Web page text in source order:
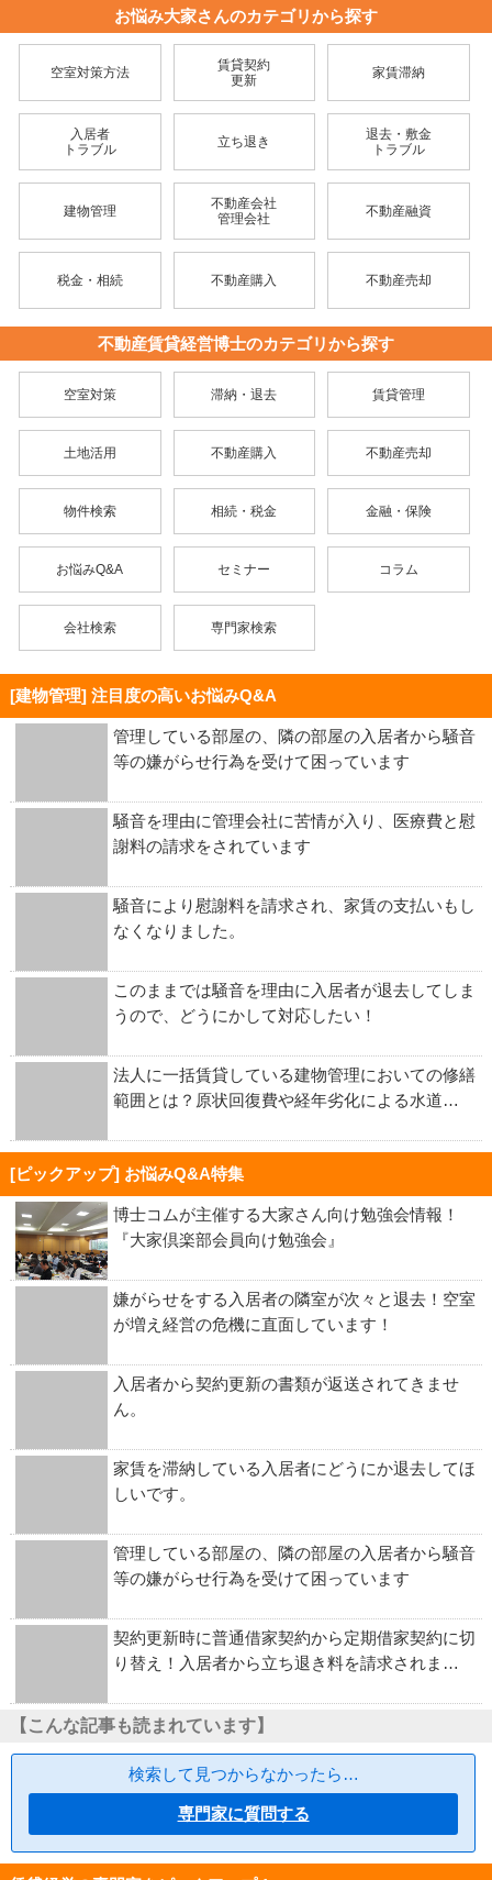
お悩み大家さんのカテゴリから探す
空室対策方法
賃貸契約
更新
家賃滞納
入居者
トラブル
立ち退き
退去・敷金
トラブル
建物管理
不動産会社
管理会社
不動産融資
税金・相続 不動産購入 不動産売却
不動産賃貸経営博士のカテゴリから探す
空室対策 滞納・退去 賃貸管理
土地活用 不動産購入 不動産売却
物件検索 相続・税金 金融・保険
お悩みQ&A セミナー コラム
会社検索 専門家検索
[建物管理] 注目度の高いお悩みQ&A
管理している部屋の、隣の部屋の入居者から騒音
等の嫌がらせ行為を受けて困っています
騒音を理由に管理会社に苦情が入り、医療費と慰
謝料の請求をされています
騒音により慰謝料を請求され、家賃の支払いもし
なくなりました。
このままでは騒音を理由に入居者が退去してしま
うので、どうにかして対応したい！
法人に一括賃貸している建物管理においての修繕
範囲とは？原状回復費や経年劣化による水道…
[ピックアップ] お悩みQ&A特集
博士コムが主催する大家さん向け勉強会情報！
『大家倶楽部会員向け勉強会』
嫌がらせをする入居者の隣室が次々と退去！空室
が増え経営の危機に直面しています！
入居者から契約更新の書類が返送されてきませ
ん。
家賃を滞納している入居者にどうにか退去してほ
しいです。
管理している部屋の、隣の部屋の入居者から騒音
等の嫌がらせ行為を受けて困っています
契約更新時に普通借家契約から定期借家契約に切
り替え！入居者から立ち退き料を請求されま…
【こんな記事も読まれています】
検索して見つからなかったら…
専門家に質問する